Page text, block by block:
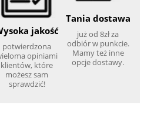
jakość
potwierdzona
opiniami
klientów, które
możesz sam
sprawdzić!
Tania dostawa
już od 8zł za
odbiór w punkcie.
Mamy też inne
opcje dostawy.